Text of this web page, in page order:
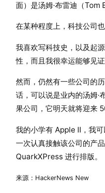
面）是汤姆·布雷迪（Tom
在某种程度上，科技公司也
我喜欢写科技史，以及起
性，而且我很幸运能够见
然而，仍然有一些公司的
话，可以说是业内的汤姆
果公司，它明天就将迎来
我的小学有 Apple II，我
一次认真接触该公司的产
QuarkXPress 进行排版。
来源：HackerNews New